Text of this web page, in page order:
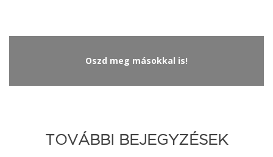
Oszd meg másokkal is!
TOVÁBBI BEJEGYZÉSEK